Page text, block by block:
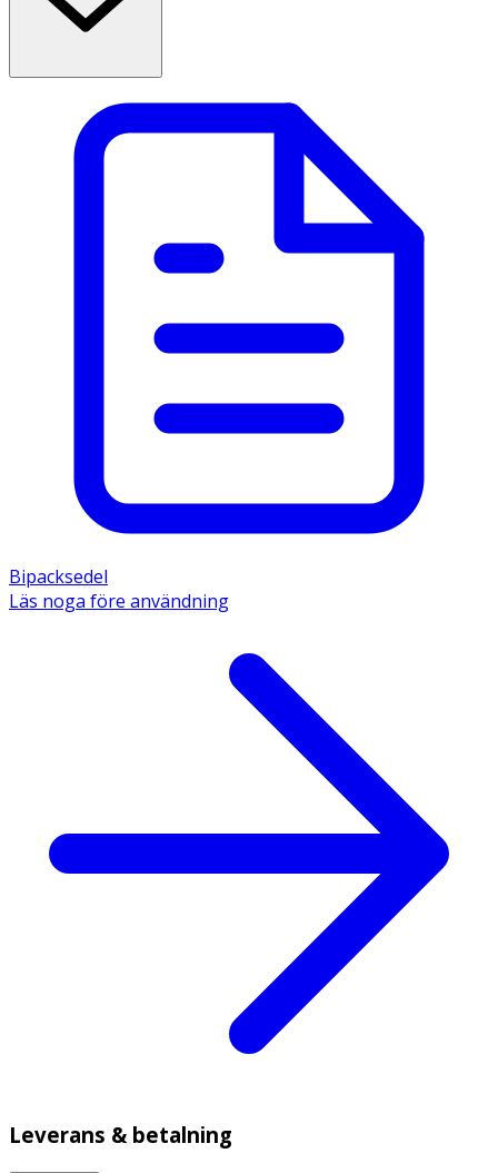
Bipacksedel
Läs noga före användning
Leverans & betalning